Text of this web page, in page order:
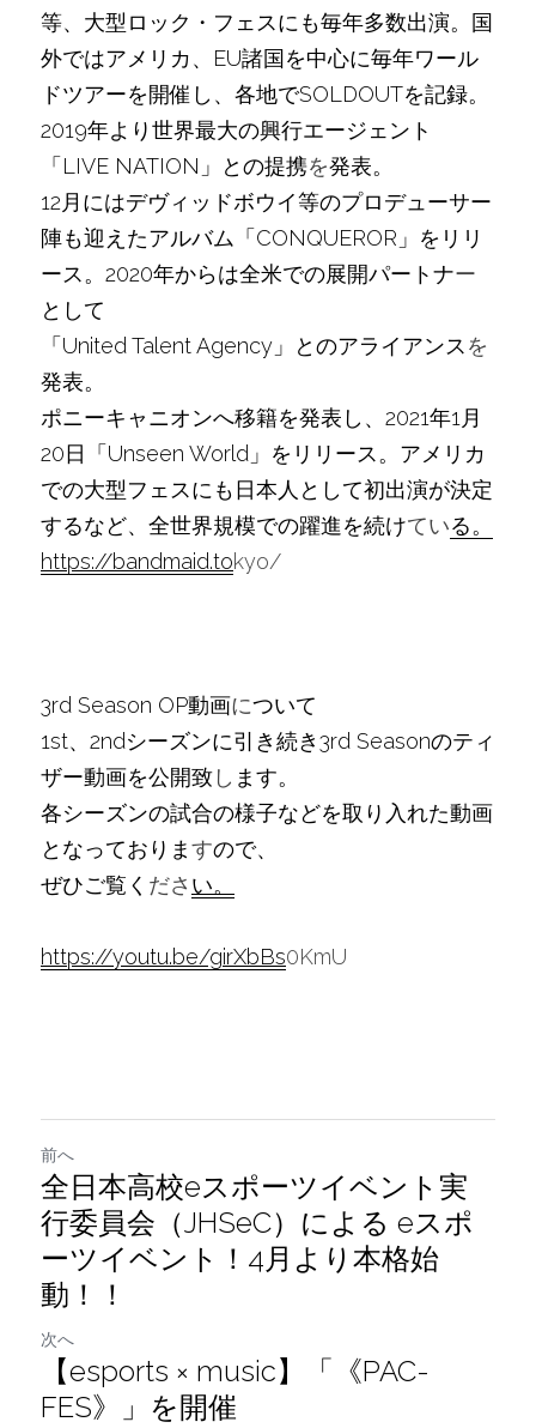
等、大型ロック・フェスにも毎年多数出演。国
外ではアメリカ、EU諸国を中心に毎年ワール
ドツアーを開催し、各地でSOLDOUTを記録。
2019年より世界最大の興行エージェント
「LIVE NATION」との提携を発表。
12月にはデヴィッドボウイ等のプロデューサー
陣も迎えたアルバム「CONQUEROR」をリリ
ース。2020年からは全米での展開パートナー
として
「United Talent Agency」とのアライアンス を
発表。
ポニーキャニオンへ移籍を発表し、2021年1月
20日「Unseen World」をリリース。アメリカ
での大型フェスにも日本人として初出演が決定
するなど、全世界規模での躍進を続けている。
https://bandmaid.tokyo/
3rd Season OP動画について
1st、2ndシーズンに引き続き3rd Seasonのティ
ザー動画を公開致し ます。
各シーズンの試合の様子などを取り入れた動画
となっておりますので、
ぜひご覧く ださ い。
https://youtu.be/girXbBs0KmU
前へ
全日本高校eスポーツイベント実
行委員会（JHSeC）による eスポ
ーツイベント！4月より本格始
動！！
次へ
【esports × music】「《PAC-
FES》」を開催